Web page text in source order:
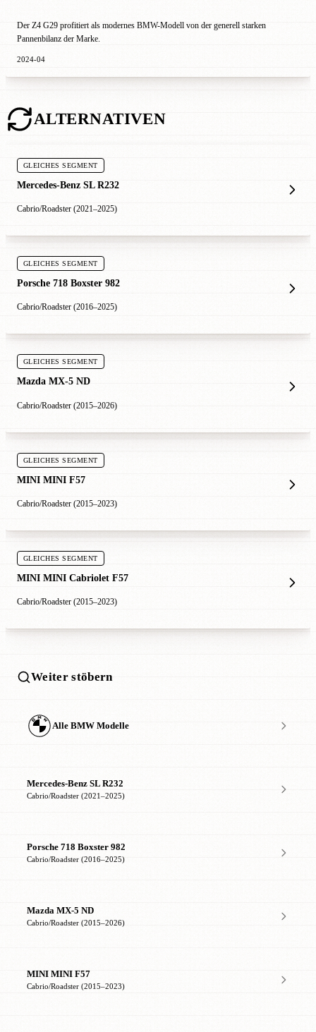
Der Z4 G29 profitiert als modernes BMW-Modell von der generell starken
Pannenbilanz der Marke.
2024-04
ALTERNATIVEN
GLEICHES SEGMENT
Mercedes-Benz SL R232
Cabrio/Roadster (2021–2025)
GLEICHES SEGMENT
Porsche 718 Boxster 982
Cabrio/Roadster (2016–2025)
GLEICHES SEGMENT
Mazda MX-5 ND
Cabrio/Roadster (2015–2026)
GLEICHES SEGMENT
MINI MINI F57
Cabrio/Roadster (2015–2023)
GLEICHES SEGMENT
MINI MINI Cabriolet F57
Cabrio/Roadster (2015–2023)
Weiter stöbern
Alle BMW Modelle
Mercedes-Benz SL R232
Cabrio/Roadster (2021–2025)
Porsche 718 Boxster 982
Cabrio/Roadster (2016–2025)
Mazda MX-5 ND
Cabrio/Roadster (2015–2026)
MINI MINI F57
Cabrio/Roadster (2015–2023)